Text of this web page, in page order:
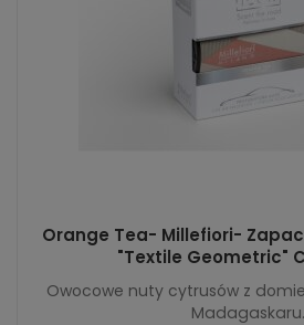
Orange Tea- Millefiori-
"Textile Geometric"
Owocowe nuty cytrusów z
Madagaskaru.